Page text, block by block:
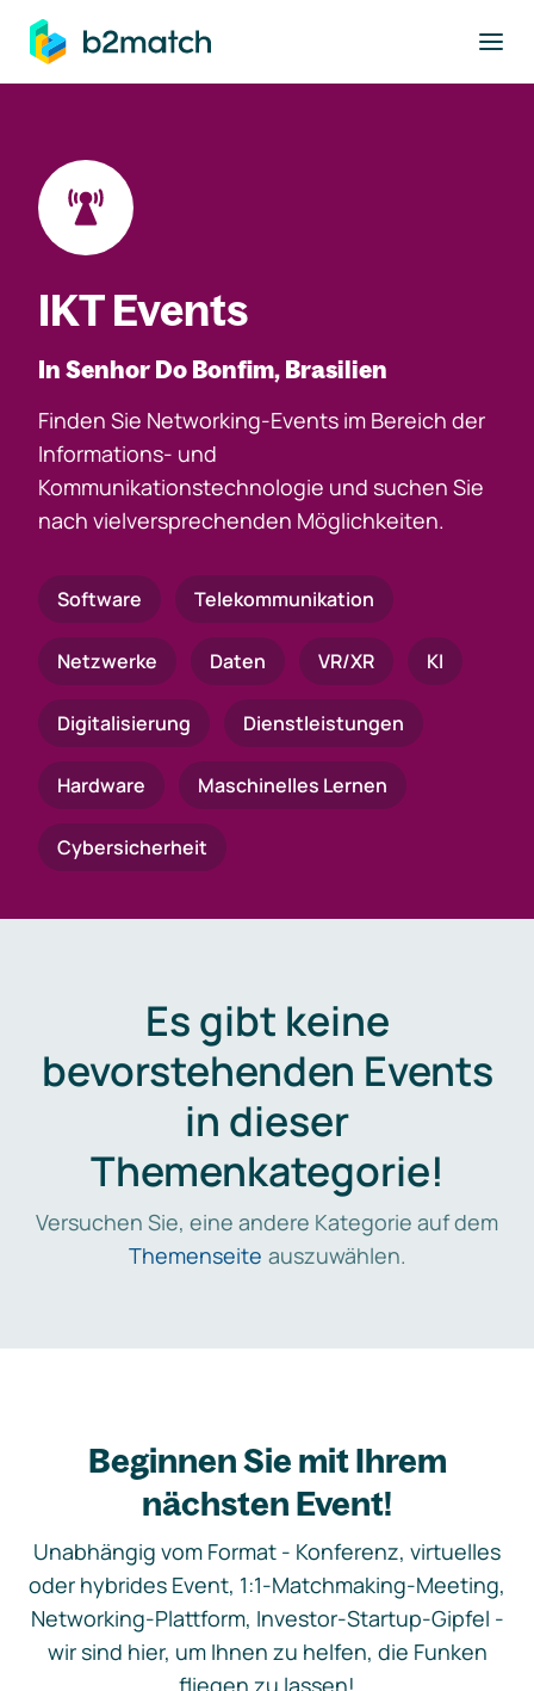
springen
IKT Events
In Senhor Do Bonfim, Brasilien
Finden Sie Networking-Events im Bereich der
Informations- und
Kommunikationstechnologie und suchen Sie
nach vielversprechenden Möglichkeiten.
Software Telekommunikation
Netzwerke Daten VR/XR KI
Digitalisierung Dienstleistungen
Hardware Maschinelles Lernen
Cybersicherheit
Es gibt keine
bevorstehenden Events
in dieser
Themenkategorie!
Versuchen Sie, eine andere Kategorie auf dem
Themenseite auszuwählen.
Beginnen Sie mit Ihrem
nächsten Event!
Unabhängig vom Format - Konferenz, virtuelles
oder hybrides Event, 1:1-Matchmaking-Meeting,
Networking-Plattform, Investor-Startup-Gipfel -
wir sind hier, um Ihnen zu helfen, die Funken
fliegen zu lassen!